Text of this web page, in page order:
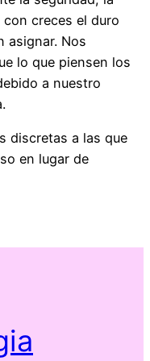
creces el duro
asignar. Nos
lo que piensen los
a nuestro
discretas a las que
en lugar de